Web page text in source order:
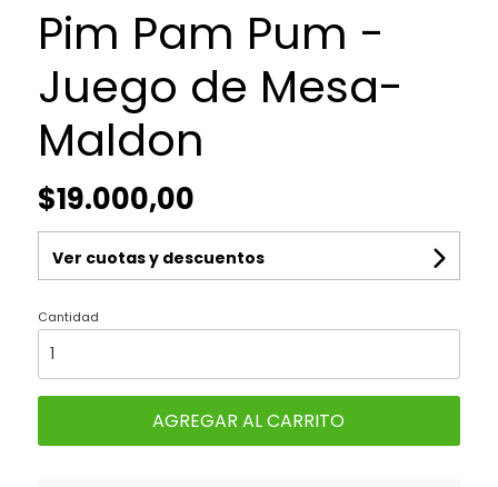
Pim Pam Pum -
Juego de Mesa-
Maldon
$19.000,00
Ver cuotas y descuentos
Cantidad
AGREGAR AL CARRITO